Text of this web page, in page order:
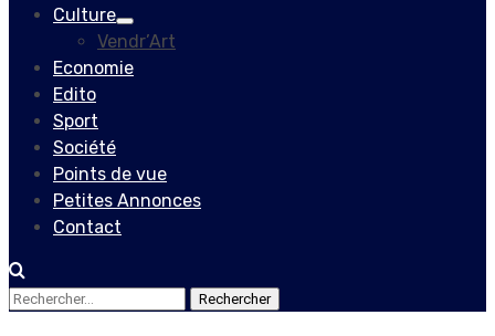
Culture
Vendr’Art
Economie
Edito
Sport
Société
Points de vue
Petites Annonces
Contact
Rechercher :